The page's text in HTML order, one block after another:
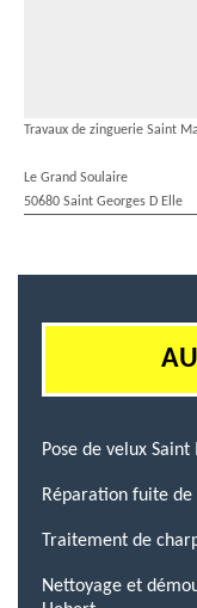
Travaux de zinguerie Saint
Le Grand Soulaire
50680 Saint Georges D Elle
Pose de velux
Réparation fuite
Traitement de
Nettoyage et